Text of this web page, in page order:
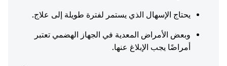
يحتاج الإسهال الذي يستمر لفترة طويلة إلى علاج.
وبعض الأمراض المعدية في الجهاز الهضمي تعتبر
أمراضًا يجب الإبلاغ عنها.